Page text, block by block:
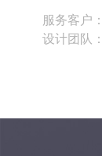
服务客户
设计团队